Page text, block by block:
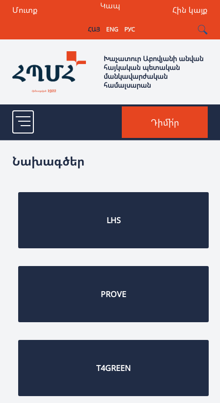
Մուտք Հին կայք
Կապ
ՀԱՅ ENG РУС
Խաչատուր Աբովյանի անվան
հայկական պետական
մանկավարժական
համալսարան
Դիմի՛ր
Նախագծեր
LHS
PROVE
T4GREEN